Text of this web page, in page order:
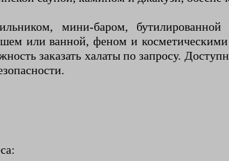
мини-баром,
или ванной, феном и косметическими
заказать халаты по запросу.